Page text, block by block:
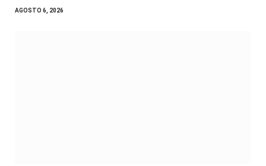
AGOSTO 6, 2026